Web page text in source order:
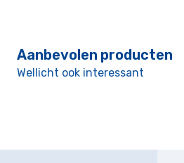
Aanbevolen producten
Wellicht ook interessant